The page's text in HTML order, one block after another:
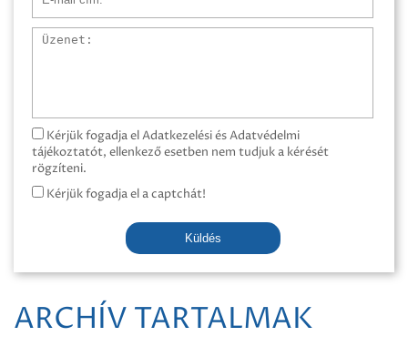
Üzenet
Kérjük fogadja el Adatkezelési és Adatvédelmi
tájékoztatót, ellenkező esetben nem tudjuk a kérését
rögzíteni.
Kérjük fogadja el a captchát!
Küldés
ARCHÍV TARTALMAK